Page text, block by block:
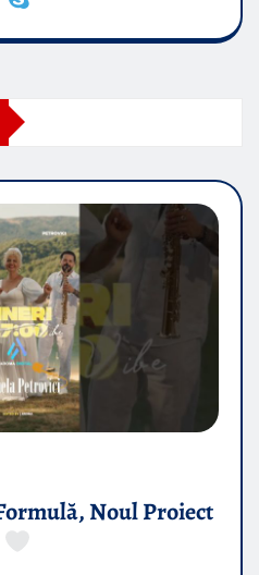
Noul Proiect